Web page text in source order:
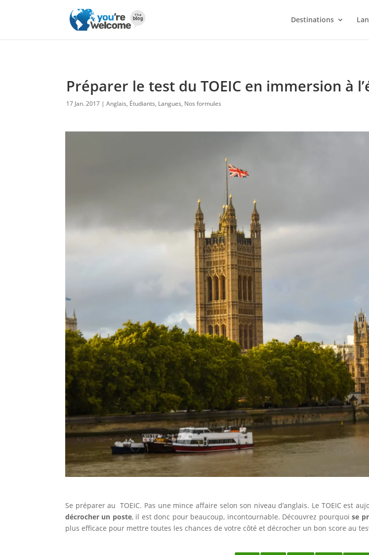
Destinations
Préparer le test du TOEIC en immersion à
17 Jan. 2017 Anglais, Étudiants, Langues, Nos formules
Se préparer au TOEIC. Pas une mince affaire selon son niveau d’anglais. Le TOEIC est
décrocher un poste, il est donc pour beaucoup, incontournable. Découvrez pourquoise
plus efficace pour mettre toutes les chances de votre côté et décrocher un bon score au